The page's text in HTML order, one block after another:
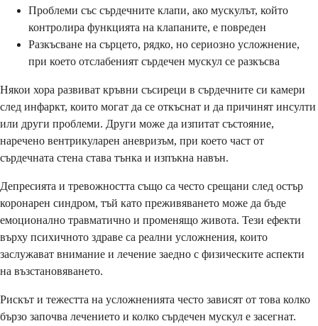
Проблеми със сърдечните клапи, ако мускулът, който
контролира функцията на клапаните, е повреден
Разкъсване на сърцето, рядко, но сериозно усложнение,
при което отслабеният сърдечен мускул се разкъсва
Някои хора развиват кръвни съсиреци в сърдечните си камери
след инфаркт, които могат да се откъснат и да причинят инсулти
или други проблеми. Други може да изпитат състояние,
наречено вентрикуларен аневризъм, при което част от
сърдечната стена става тънка и изпъкна навън.
Депресията и тревожността също са често срещани след остър
коронарен синдром, тъй като преживяването може да бъде
емоционално травматично и променящо живота. Тези ефекти
върху психичното здраве са реални усложнения, които
заслужават внимание и лечение заедно с физическите аспекти
на възстановяването.
Рискът и тежестта на усложненията често зависят от това колко
бързо започва лечението и колко сърдечен мускул е засегнат.